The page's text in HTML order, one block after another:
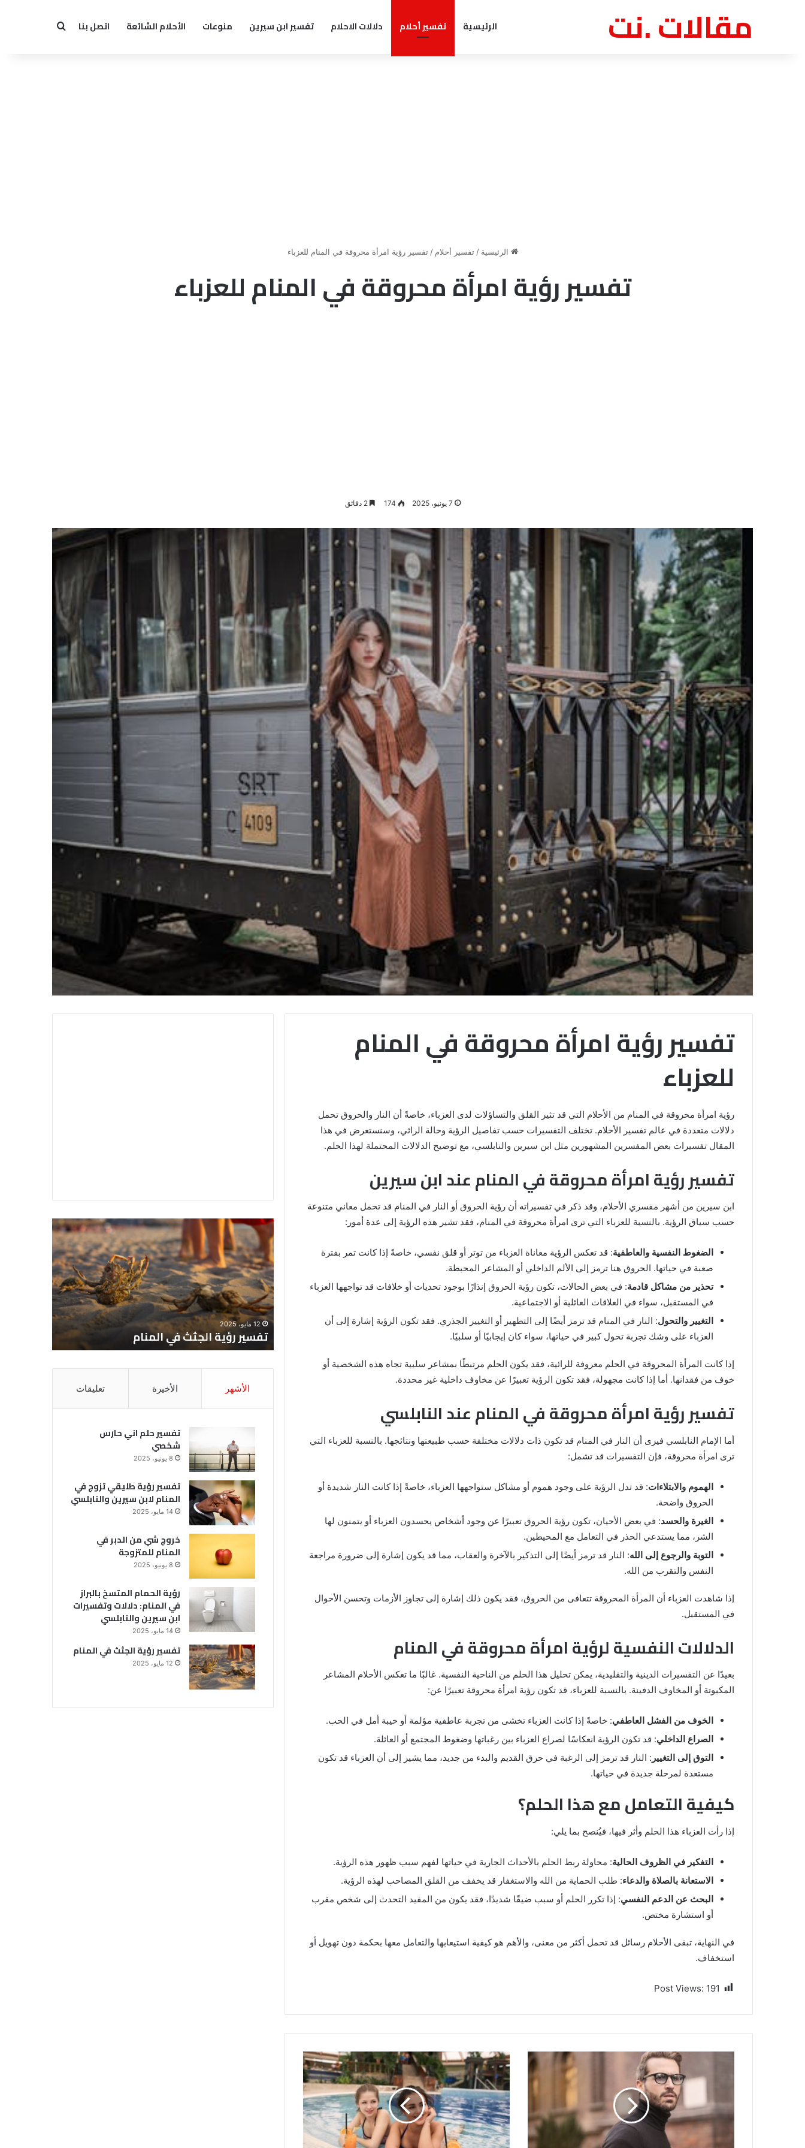
مقالات .نت الرئيسية تفسير أحلام دلالات الاحلام تفسير ابن سيرين منوعات الأحلام الشائعة اتصل بنا بحث عن
الرئيسية / تفسير أحلام / تفسير رؤية امرأة محروقة في المنام للعزباء
تفسير رؤية امرأة محروقة في المنام للعزباء
7 يونيو، 2025 174 2 دقائق
تفسير رؤية امرأة محروقة في المنام
للعزباء
رؤية امرأة محروقة في المنام من الأحلام التي قد تثير القلق والتساؤلات لدى العزباء، خاصةً أن النار والحروق تحمل
دلالات متعددة في عالم تفسير الأحلام. تختلف التفسيرات حسب تفاصيل الرؤية وحالة الرائي، وسنستعرض في هذا
المقال تفسيرات بعض المفسرين المشهورين مثل ابن سيرين والنابلسي، مع توضيح الدلالات المحتملة لهذا الحلم.
تفسير رؤية امرأة محروقة في المنام عند ابن سيرين
ابن سيرين من أشهر مفسري الأحلام، وقد ذكر في تفسيراته أن رؤية الحروق أو النار في المنام قد تحمل معاني متنوعة
حسب سياق الرؤية. بالنسبة للعزباء التي ترى امرأة محروقة في المنام، فقد تشير هذه الرؤية إلى عدة أمور:
الضغوط النفسية والعاطفية: قد تعكس الرؤية معاناة العزباء من توتر أو قلق نفسي، خاصةً إذا كانت تمر بفترة
صعبة في حياتها. الحروق هنا ترمز إلى الألم الداخلي أو المشاعر المحبطة.
تحذير من مشاكل قادمة: في بعض الحالات، تكون رؤية الحروق إنذارًا بوجود تحديات أو خلافات قد تواجهها العزباء
في المستقبل، سواء في العلاقات العائلية أو الاجتماعية.
التغيير والتحول: النار في المنام قد ترمز أيضًا إلى التطهير أو التغيير الجذري. فقد تكون الرؤية إشارة إلى أن
العزباء على وشك تجربة تحول كبير في حياتها، سواء كان إيجابيًا أو سلبيًا.
إذا كانت المرأة المحروقة في الحلم معروفة للرائية، فقد يكون الحلم مرتبطًا بمشاعر سلبية تجاه هذه الشخصية أو
خوف من فقدانها. أما إذا كانت مجهولة، فقد تكون الرؤية تعبيرًا عن مخاوف داخلية غير محددة.
تفسير رؤية امرأة محروقة في المنام عند النابلسي
أما الإمام النابلسي فيرى أن النار في المنام قد تكون ذات دلالات مختلفة حسب طبيعتها ونتائجها. بالنسبة للعزباء التي
ترى امرأة محروقة، فإن التفسيرات قد تشمل:
الهموم والابتلاءات: قد تدل الرؤية على وجود هموم أو مشاكل ستواجهها العزباء، خاصةً إذا كانت النار شديدة أو
الحروق واضحة.
الغيرة والحسد: في بعض الأحيان، تكون رؤية الحروق تعبيرًا عن وجود أشخاص يحسدون العزباء أو يتمنون لها
الشر، مما يستدعي الحذر في التعامل مع المحيطين.
التوبة والرجوع إلى الله: النار قد ترمز أيضًا إلى التذكير بالآخرة والعقاب، مما قد يكون إشارة إلى ضرورة مراجعة
النفس والتقرب من الله.
إذا شاهدت العزباء أن المرأة المحروقة تتعافى من الحروق، فقد يكون ذلك إشارة إلى تجاوز الأزمات وتحسن الأحوال
في المستقبل.
الدلالات النفسية لرؤية امرأة محروقة في المنام
بعيدًا عن التفسيرات الدينية والتقليدية، يمكن تحليل هذا الحلم من الناحية النفسية. غالبًا ما تعكس الأحلام المشاعر
المكبوتة أو المخاوف الدفينة. بالنسبة للعزباء، قد تكون رؤية امرأة محروقة تعبيرًا عن:
الخوف من الفشل العاطفي: خاصةً إذا كانت العزباء تخشى من تجربة عاطفية مؤلمة أو خيبة أمل في الحب.
الصراع الداخلي: قد تكون الرؤية انعكاسًا لصراع العزباء بين رغباتها وضغوط المجتمع أو العائلة.
التوق إلى التغيير : النار قد ترمز إلى الرغبة في حرق القديم والبدء من جديد، مما يشير إلى أن العزباء قد تكون
مستعدة لمرحلة جديدة في حياتها.
كيفية التعامل مع هذا الحلم؟
إذا رأت العزباء هذا الحلم وأثر فيها، فيُنصح بما يلي:
التفكير في الظروف الحالية: محاولة ربط الحلم بالأحداث الجارية في حياتها لفهم سبب ظهور هذه الرؤية.
الاستعانة بالصلاة والدعاء: طلب الحماية من الله والاستغفار قد يخفف من القلق المصاحب لهذه الرؤية.
البحث عن الدعم النفسي: إذا تكرر الحلم أو سبب ضيقًا شديدًا، فقد يكون من المفيد التحدث إلى شخص مقرب
أو استشارة مختص.
في النهاية، تبقى الأحلام رسائل قد تحمل أكثر من معنى، والأهم هو كيفية استيعابها والتعامل معها بحكمة دون تهويل أو
استخفاف.
Post Views: 191
خروج
من
في
المنام
للمتزوجة
8 يونيو، 2025
خروج شي من الدبر في المنام للمتزوجة
رؤية
في
المنام:
ابن
سيرين
رؤية الحمام المتسخ بالبراز في المنام:
دلالات وتفسيرات ابن سيرين والنابلسي
تفسير
رؤية
الجثث
في
المنام
12 مايو، 2025
تفسير رؤية الجثث في المنام
تفسير
اني
حارس
شخصي
الأشهر الأخيرة تعليقات
تفسير حلم اني حارس
شخصي
8 يونيو، 2025
تفسير رؤية طليقي تزوج في
المنام لابن سيرين والنابلسي
14 مايو، 2025
خروج شي من الدبر في
المنام للمتزوجة
8 يونيو، 2025
رؤية الحمام المتسخ بالبراز
في المنام: دلالات وتفسيرات
ابن سيرين والنابلسي
14 مايو، 2025
تفسير رؤية الجثث في المنام
12 مايو، 2025